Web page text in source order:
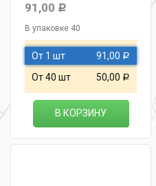
91,00 Р
В упаковке 40
От 1 шт 91,00 Р
От 40 шт 50,00 Р
В КОРЗИНУ